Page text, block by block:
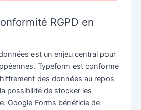
RGPD en
est un enjeu central pour
Typeform est conforme
des données au repos
possibilité de stocker les
Google Forms bénéficie de